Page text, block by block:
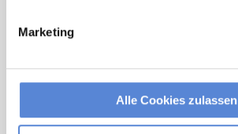
Marketing
Alle Cookies zulassen
Stellenanfrage absenden